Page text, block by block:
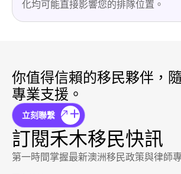
化均可能直接影響您的排隊位置。
你值得信賴的移民夥伴，
專業支援。
立刻聯繫
訂閱禾木移民快訊
第一時間掌握最新澳洲移民政策與律師